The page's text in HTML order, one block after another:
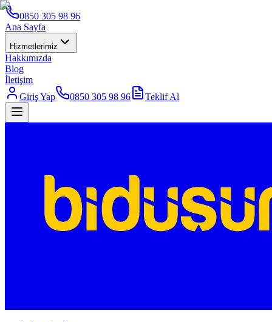
0850 305 98 96
Ana Sayfa
Hizmetlerimiz
Hakkımızda
Blog
İletişim
Giriş Yap
0850 305 98 96 Teklif Al